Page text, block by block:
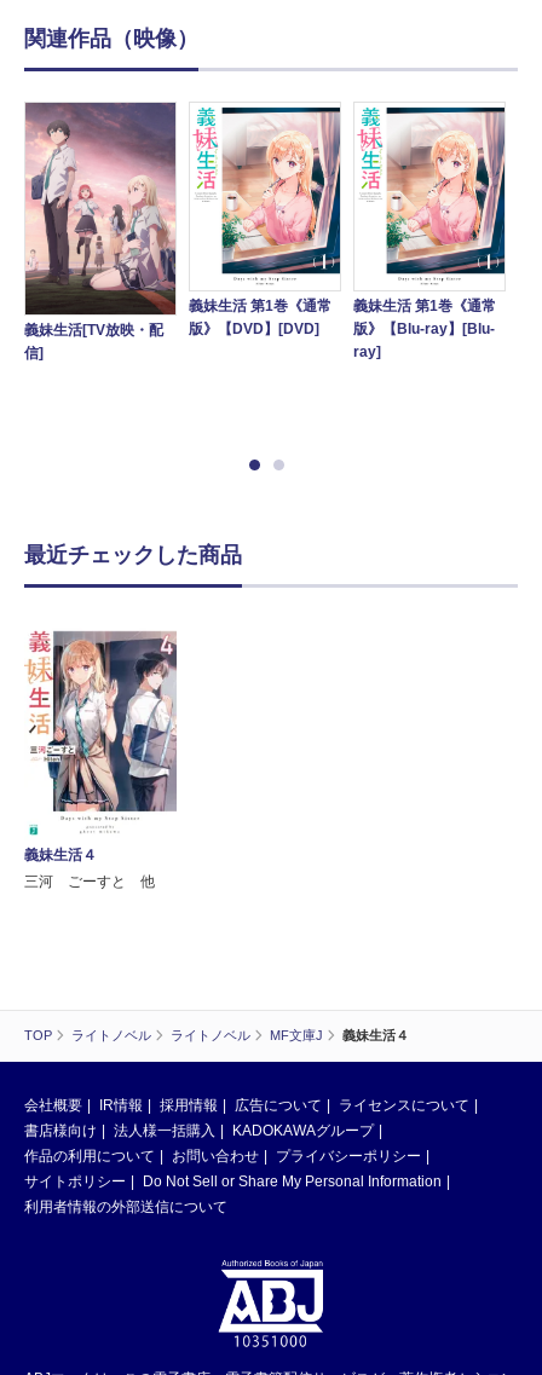
TOP ライトノベル ライトノベル MF文庫J 義妹生活４
関連作品（映像）
義妹生活[TV放映・配
信]
義妹生活 第1巻《通常
版》【DVD】[DVD]
義妹生活 第1巻《通常
版》【Blu-ray】[Blu-
ray]
最近チェックした商品
義妹生活４
三河 ごーすと 他
会社概要 IR情報 採用情報 広告について
ライセンスについて
書店様向け
法人様一括購入
KADOKAWAグループ
作品の利用について
お問い合わせ
プライバシーポリシー
サイトポリシー
Do Not Sell or Share My Personal Information
利用者情報の外部送信について